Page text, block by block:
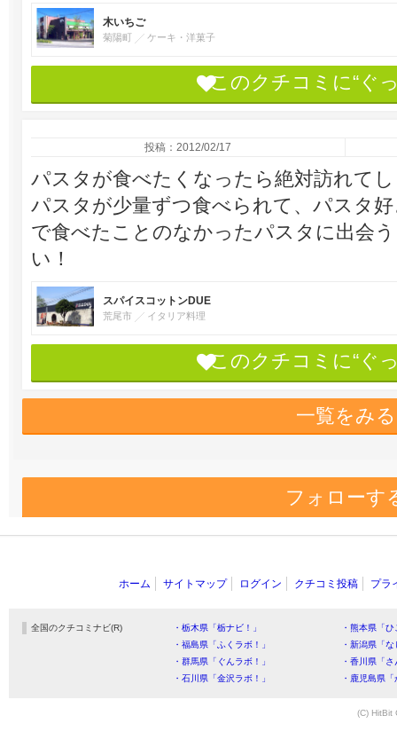
木いちご
菊陽町 ケーキ・洋菓子
このクチコミに“ぐ
投稿：2012/02/17
パスタが食べたくなったら絶対訪れて
パスタが少量ずつ食べられて、パスタ
で食べたことのなかったパスタに出会
い！
スパイスコットンDUE
荒尾市 イタリア料理
このクチコミに“ぐ
一覧をみる
フォローす
ホーム サイトマップ ログイン クチコミ投稿 プラ
全国のクチコミナビ(R) ・栃木県「栃ナビ！」
・熊本県「
・福島県「ふくラボ！」
・新潟県「
・群馬県「ぐんラボ！」
・香川県「
・石川県「金沢ラボ！」
・鹿児島県
(C) HitBit